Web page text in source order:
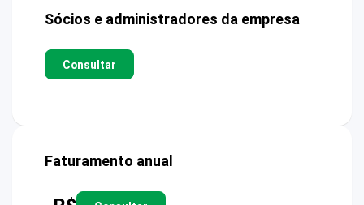
Sócios e administradores da empresa
Consultar
Faturamento anual